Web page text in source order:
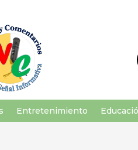
Entretenimiento